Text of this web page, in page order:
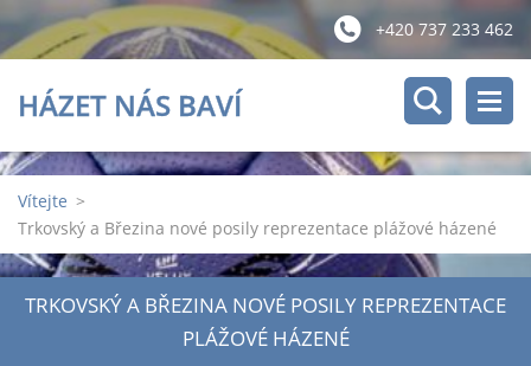
+420 737 233 462
HÁZET NÁS BAVÍ
Vítejte >
Trkovský a Březina nové posily reprezentace plážové házené
TRKOVSKÝ A BŘEZINA NOVÉ POSILY REPREZENTACE
PLÁŽOVÉ HÁZENÉ